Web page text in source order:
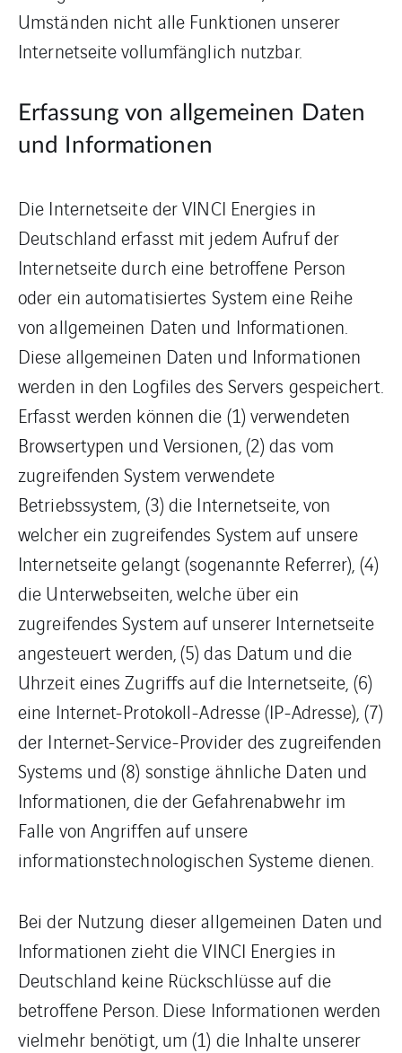
Umständen nicht alle Funktionen unserer
Internetseite vollumfänglich nutzbar.
Erfassung von allgemeinen Daten
und Informationen
Die Internetseite der VINCI Energies in
Deutschland erfasst mit jedem Aufruf der
Internetseite durch eine betroffene Person
oder ein automatisiertes System eine Reihe
von allgemeinen Daten und Informationen.
Diese allgemeinen Daten und Informationen
werden in den Logfiles des Servers gespeichert.
Erfasst werden können die (1) verwendeten
Browsertypen und Versionen, (2) das vom
zugreifenden System verwendete
Betriebssystem, (3) die Internetseite, von
welcher ein zugreifendes System auf unsere
Internetseite gelangt (sogenannte Referrer), (4)
die Unterwebseiten, welche über ein
zugreifendes System auf unserer Internetseite
angesteuert werden, (5) das Datum und die
Uhrzeit eines Zugriffs auf die Internetseite, (6)
eine Internet-Protokoll-Adresse (IP-Adresse), (7)
der Internet-Service-Provider des zugreifenden
Systems und (8) sonstige ähnliche Daten und
Informationen, die der Gefahrenabwehr im
Falle von Angriffen auf unsere
informationstechnologischen Systeme dienen.
Bei der Nutzung dieser allgemeinen Daten und
Informationen zieht die VINCI Energies in
Deutschland keine Rückschlüsse auf die
betroffene Person. Diese Informationen werden
vielmehr benötigt, um (1) die Inhalte unserer